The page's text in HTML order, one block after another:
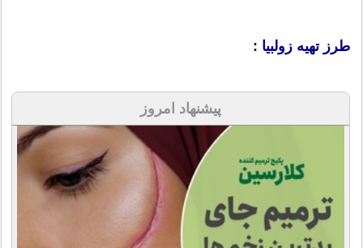
طرز تهیه زولبیا :
پیشنهاد امروز